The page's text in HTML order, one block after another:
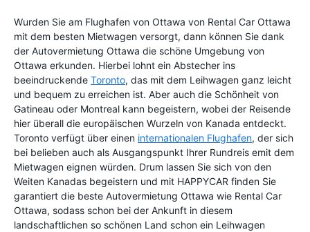
Wurden Sie am Flughafen von Ottawa von Rental Car Ottawa
mit dem besten Mietwagen versorgt, dann können Sie dank
der Autovermietung Ottawa die schöne Umgebung von
Ottawa erkunden. Hierbei lohnt ein Abstecher ins
beeindruckende Toronto, das mit dem Leihwagen ganz leicht
und bequem zu erreichen ist. Aber auch die Schönheit von
Gatineau oder Montreal kann begeistern, wobei der Reisende
hier überall die europäischen Wurzeln von Kanada entdeckt.
Toronto verfügt über einen internationalen Flughafen, der sich
bei belieben auch als Ausgangspunkt Ihrer Rundreis emit dem
Mietwagen eignen würden. Drum lassen Sie sich von den
Weiten Kanadas begeistern und mit HAPPYCAR finden Sie
garantiert die beste Autovermietung Ottawa wie Rental Car
Ottawa, sodass schon bei der Ankunft in diesem
landschaftlichen so schönen Land schon ein Leihwagen